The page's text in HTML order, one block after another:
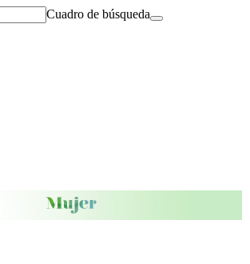
Cuadro de búsqueda